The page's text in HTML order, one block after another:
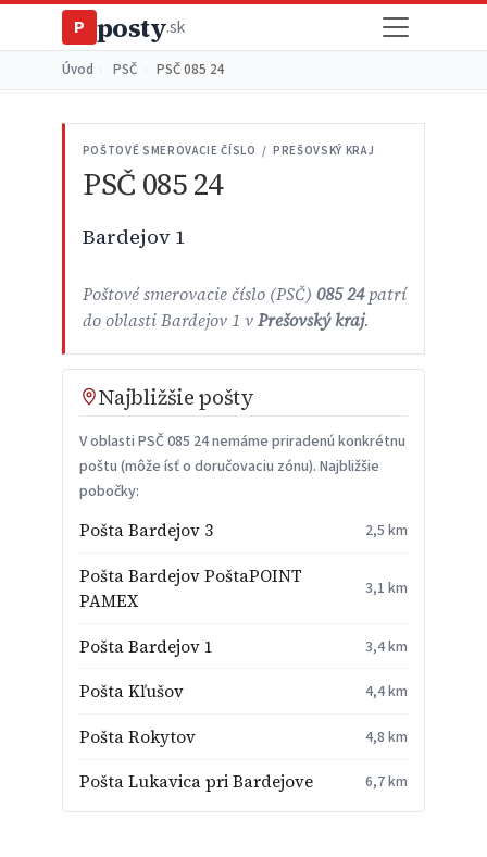
P posty.sk
Úvod PSČ PSČ 085 24
POŠTOVÉ SMEROVACIE ČÍSLO / PREŠOVSKÝ KRAJ
PSČ 085 24
Bardejov 1
Poštové smerovacie číslo (PSČ) 085 24patrí
do oblasti Bardejov 1 vPrešovský kraj.
Najbližšie pošty
V oblasti PSČ 085 24 nemáme priradenú konkrétnu
poštu (môže ísť o doručovaciu zónu). Najbližšie
pobočky:
Pošta Bardejov 3 2,5 km
Pošta Bardejov PoštaPOINT
PAMEX
3,1 km
Pošta Bardejov 1 3,4 km
Pošta Kľušov 4,4 km
Pošta Rokytov 4,8 km
Pošta Lukavica pri Bardejove 6,7 km